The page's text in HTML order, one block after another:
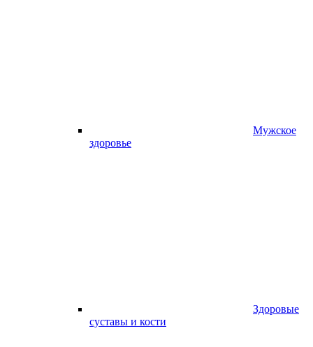
Мужское
здоровье
Здоровые
суставы и кости